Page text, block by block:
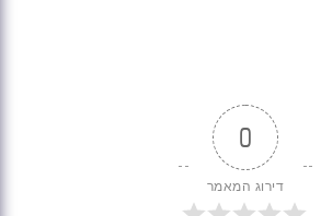
0
דירוג המאמר